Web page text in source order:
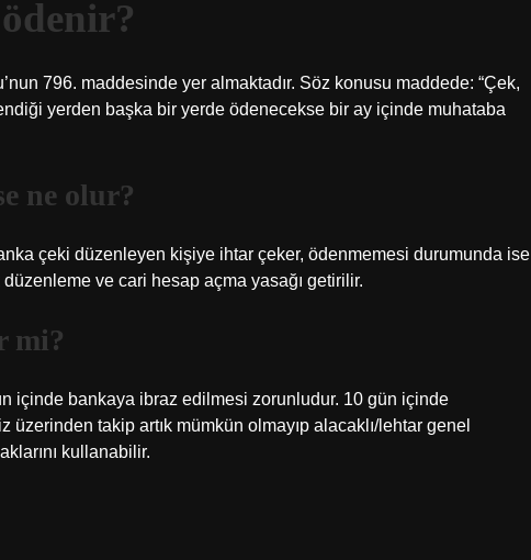
796. maddesinde yer almaktadır. Söz konusu maddede: “Çek,
yerden başka bir yerde ödenecekse bir ay içinde muhataba
ne olur?
çeki düzenleyen kişiye ihtar çeker, ödenmemesi durumunda ise
ve cari hesap açma yasağı getirilir.
mi?
içinde bankaya ibraz edilmesi zorunludur. 10 gün içinde
takip artık mümkün olmayıp alacaklı/lehtar genel
kullanabilir.